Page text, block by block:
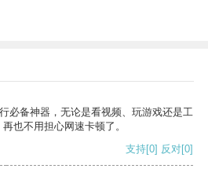
必备神器，无论是看视频、玩游戏还是工
也不用担心网速卡顿了。
支持[0] 反对[0]